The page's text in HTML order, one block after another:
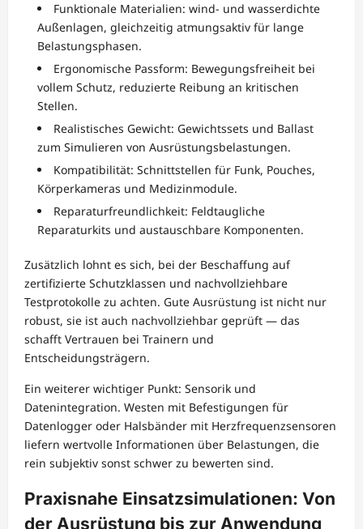
Funktionale Materialien: wind- und wasserdichte
Außenlagen, gleichzeitig atmungsaktiv für lange
Belastungsphasen.
Ergonomische Passform: Bewegungsfreiheit bei
vollem Schutz, reduzierte Reibung an kritischen
Stellen.
Realistisches Gewicht: Gewichtssets und Ballast
zum Simulieren von Ausrüstungsbelastungen.
Kompatibilität: Schnittstellen für Funk, Pouches,
Körperkameras und Medizinmodule.
Reparaturfreundlichkeit: Feldtaugliche
Reparaturkits und austauschbare Komponenten.
Zusätzlich lohnt es sich, bei der Beschaffung auf
zertifizierte Schutzklassen und nachvollziehbare
Testprotokolle zu achten. Gute Ausrüstung ist nicht nur
robust, sie ist auch nachvollziehbar geprüft — das
schafft Vertrauen bei Trainern und
Entscheidungsträgern.
Ein weiterer wichtiger Punkt: Sensorik und
Datenintegration. Westen mit Befestigungen für
Datenlogger oder Halsbänder mit Herzfrequenzsensoren
liefern wertvolle Informationen über Belastungen, die
rein subjektiv sonst schwer zu bewerten sind.
Praxisnahe Einsatzsimulationen: Von
der Ausrüstung bis zur Anwendung